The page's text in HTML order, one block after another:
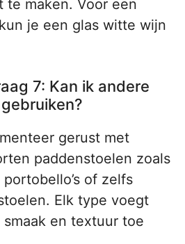
te maken. Voor een
je een glas witte wijn
7: Kan ik andere
gerust met
paddenstoelen zoals
of zelfs
Elk type voegt
en textuur toe